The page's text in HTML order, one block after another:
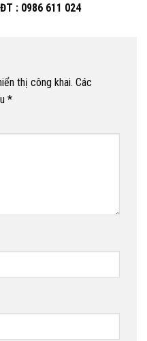
: 0986 611 024
thị công khai. Các
*